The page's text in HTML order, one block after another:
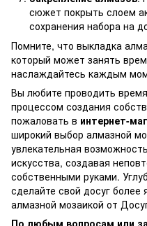
сюжет покрыть слоем
сохранения набора на
Помните, что выкладка
который может занять
наслаждайтесь каждым
Вы любите проводить
процессом создания
пожаловать в интернет-
широкий выбор алмазной
увлекательная
искусства, создавая
собственными руками.
сделайте свой досуг
алмазной мозаикой от